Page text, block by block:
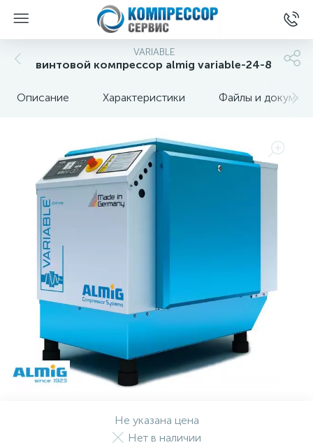
VARIABLE
винтовой компрессор almig variable-24-8
Описание Характеристики Файлы и
Не указана цена
Нет в наличии